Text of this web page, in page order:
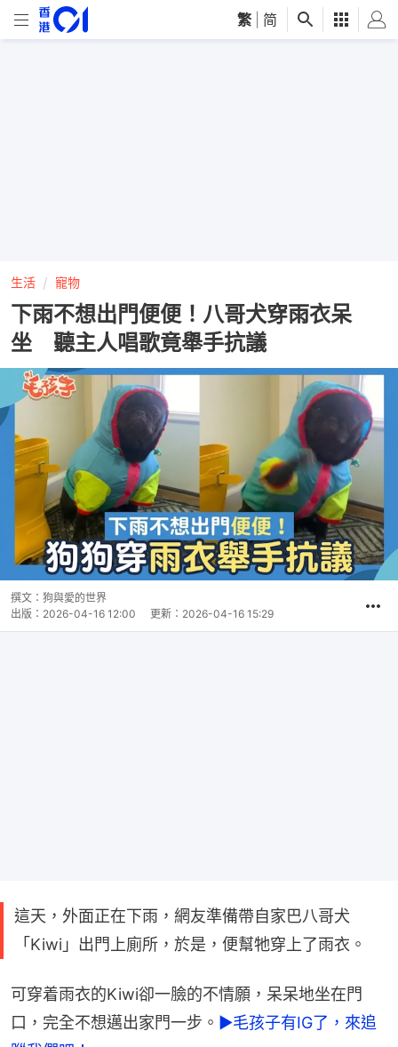
繁 简
生活 寵物
下雨不想出門便便！八哥犬穿雨衣呆
坐 聽主人唱歌竟舉手抗議
撰文： 狗與愛的世界
出版： 2026-04-16 12:00 更新： 2026-04-16 15:29
這天，外面正在下雨，網友準備帶自家巴八哥犬
「Kiwi」出門上廁所，於是，便幫牠穿上了雨衣。
可穿着雨衣的Kiwi卻一臉的不情願，呆呆地坐在門
口，完全不想邁出家門一步。 ►毛孩子有IG了，來追